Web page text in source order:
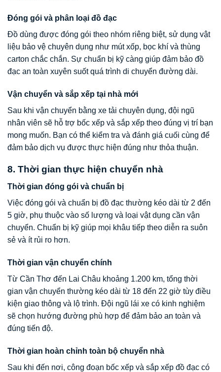
Đóng gói và phân loại đồ đạc
Đồ dùng được đóng gói theo nhóm riêng biệt, sử dụng vật
liệu bảo vệ chuyên dụng như mút xốp, bọc khí và thùng
carton chắc chắn. Sự chuẩn bị kỹ càng giúp đảm bảo đồ
đạc an toàn xuyên suốt quá trình di chuyển đường dài.
Vận chuyển và sắp xếp tại nhà mới
Sau khi vận chuyển bằng xe tải chuyên dụng, đội ngũ
nhân viên sẽ hỗ trợ bốc xếp và sắp xếp theo đúng vị trí bạn
mong muốn. Bạn có thể kiểm tra và đánh giá cuối cùng để
đảm bảo dịch vụ được thực hiện đúng như thỏa thuận.
8. Thời gian thực hiện chuyển nhà
Thời gian đóng gói và chuẩn bị
Việc đóng gói và chuẩn bị đồ đạc thường kéo dài từ 2 đến
5 giờ, phụ thuộc vào số lượng và loại vật dụng cần vận
chuyển. Chuẩn bị kỹ giúp mọi khâu tiếp theo diễn ra suôn
sẻ và ít rủi ro hơn.
Thời gian vận chuyển chính
Từ Cần Thơ đến Lai Châu khoảng 1.200 km, tổng thời
gian vận chuyển thường kéo dài từ 18 đến 22 giờ tùy điều
kiện giao thông và lộ trình. Đội ngũ lái xe có kinh nghiệm
sẽ chọn hướng đường phù hợp để đảm bảo an toàn và
đúng tiến độ.
Thời gian hoàn chỉnh toàn bộ chuyển nhà
Sau khi đến nơi, công đoạn bốc xếp và sắp xếp đồ đạc có